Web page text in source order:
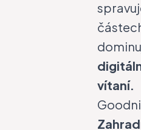
vítaní.